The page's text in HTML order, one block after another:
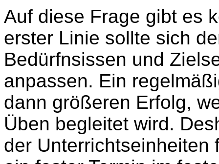
Auf diese Frage gibt es
erster Linie sollte sich
Bedürfnsissen und
anpassen. Ein
dann größeren Erfolg,
Üben begleitet wird.
der Unterrichtseinheiten